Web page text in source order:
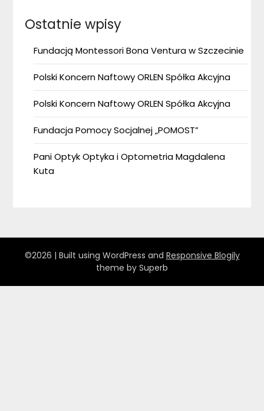
Ostatnie wpisy
Fundacją Montessori Bona Ventura w Szczecinie
Polski Koncern Naftowy ORLEN Spółka Akcyjna
Polski Koncern Naftowy ORLEN Spółka Akcyjna
Fundacja Pomocy Socjalnej „POMOST”
Pani Optyk Optyka i Optometria Magdalena
Kuta
©2026 | Built using WordPress and Responsive Blogily
theme by Superb